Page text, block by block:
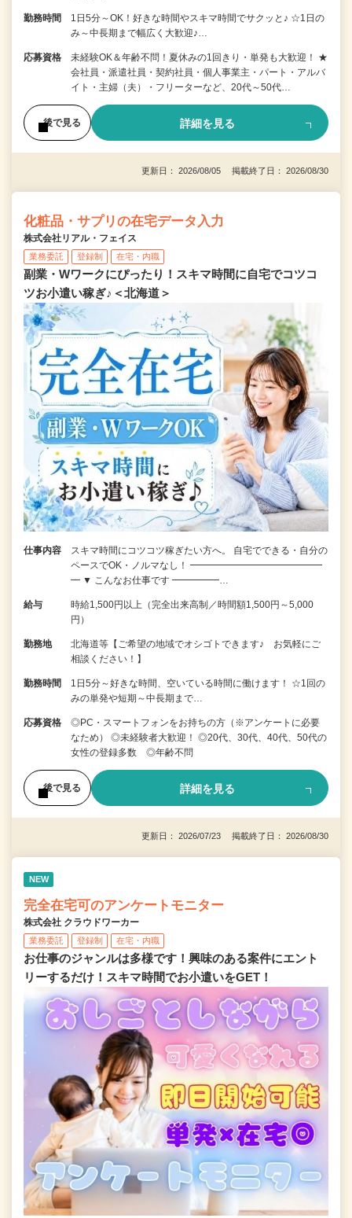
勤務時間
1日5分～OK！好きな時間やスキマ時間でサクッと♪ ☆1日の
み～中長期まで幅広く大歓迎♪…
応募資格
未経験OK＆年齢不問！夏休みの1回きり・単発も大歓迎！ ★
会社員・派遣社員・契約社員・個人事業主・パート・アルバ
イト・主婦（夫）・フリーターなど、20代～50代…
後で見る 詳細を見る
更新日： 2026/08/05 掲載終了日： 2026/08/30
化粧品・サプリの在宅データ入力
株式会社リアル・フェイス
業務委託 登録制 在宅・内職
副業・Wワークにぴったり！スキマ時間に自宅でコツコ
ツお小遣い稼ぎ♪＜北海道＞
仕事内容
スキマ時間にコツコツ稼ぎたい方へ。 自宅でできる・自分の
ペースでOK・ノルマなし！ ━━━━━━━━━━━━━━
━ ▼ こんなお仕事です ━━━━━…
給与
時給1,500円以上（完全出来高制／時間額1,500円～5,000
円）
勤務地
北海道等【ご希望の地域でオシゴトできます♪ お気軽にご
相談ください！】
勤務時間
1日5分～好きな時間、空いている時間に働けます！ ☆1回の
みの単発や短期～中長期まで…
応募資格
◎PC・スマートフォンをお持ちの方（※アンケートに必要
なため） ◎未経験者大歓迎！ ◎20代、30代、40代、50代の
女性の登録多数 ◎年齢不問
後で見る 詳細を見る
更新日： 2026/07/23 掲載終了日： 2026/08/30
NEW
完全在宅可のアンケートモニター
株式会社 クラウドワーカー
業務委託 登録制 在宅・内職
お仕事のジャンルは多様です！興味のある案件にエント
リーするだけ！スキマ時間でお小遣いをGET！